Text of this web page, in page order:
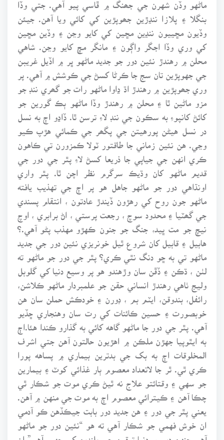
بنگلا ۽ پلازا ننڍڙين جھوپڙين کي کائي ويا آهن. جيئن
وڏيون مڇييون ننڍين مڇين کي کايو وڃن ۽ وڏين مڇين
کي وري وڏا اجگر واڳون ۽ مانگر مڇ کايو وڃن. شاهي
محلن ۾ رهندڙ نئين دور جو جديد ماڻهو ڀر ۾ اڏيل غريبن
جي جهوپڙين تان سج جا ڪرڻا کسڻ جي ڪوشش ۾ آهي. پر
وري جھوپڙين ۾ رهندڙ اڌ ڍاوا ماڻهو رات جو گھري ننڊ جو
مزو ماڻين ٿا ۽ محلن ۾ رهندڙ وڏا ماڻهو ٻڪ گورين جو
کائڻ کانپوءِ به سڪون جي ننڊ لاءِ ترسن ٿا. ڏاڍو اڄ به نسل
در نسل هيڻن پورهيتن جي پگھر جي ڪمائي هڙپ ڪيو
وڃي. هن نئين زماني جا طاقتور ٽولا ڪمزورن تي ڪاهون
ڪري انهن جي جياپي جا ذريعا کسڻ لاءِ پٿر جي دور جي
قديم ماڻهو کان وڌيڪ سرگرم نظر اچن ٿا. پٿر واري
اونڌاهي دور جو ماڻهو جاهل هو پر اڄ جي تهذيب يافته
ماڻهو جون روح کي رهڙون ڏيندڙ عادتون ، انتقام پسندي
جي گھٽيا ۽ محدود سوچ ، رجعت پرستي ، اڻ برابري ، اوچ
نيچ جو مت ڀيد، جنگ جو جنون ڪهڙو مهذب پڻو آهي.؟
هابيل ۽ قابيل کان شروع ٿيل خونريزي نئين دور جي جديد
ماڻهو تي به ڇو دنگ نٿي ڪري؟ پٿر جي دور جو ماڻهو ته
لٺن ، ڌڪن ۽ ڏڦن سان وڙهندو هو پر وسيع دنيا کي گلوبل
وليج ٺاهي رهندڙ انساني حقن جو علمبردار ماڻهو ڪلاشن،
رائفل، بندوقن، ايٽم بم ، ڊورن ۽ خودڪش حملن سان هن
خوبصورت ۽ حسين ڪائنات کي رت سان وهنجاري ڇڏيو
آهي. پٿر جي دور جا ماڻهو گاهه کائي به گذارو ڪندا هئا.اڄ
به ايٿوپيا جهڙن ملڪن ۾ اهڙيون حالتون آهن جتي اشرف
المخلوقات اڄ به بک جي بدترين بيماري ۾ پساهه پورا
ڪري ٿي. ٿر جا لاتعداد معصوم ٻار غذائي کوٽ ۽ بيمارين
جو سهي ۽ وقتائتو علاج نه ٿيڻ ڪري موت جو شڪار ٿي
چڪا آهن ۽ ڪيترائي معصوم اڄ به موت جي منهن ۾ آهن.
يعني پٿر جي دور ۽ هن جديد دور بابت جيڪڏهن ڪو آدمي
ان خوش فهمي جو شڪار آهي ته هو “نئين دور جو ماڻهو
آهي جنهن دور ۾ دنيا ترقين جي بلندين کي ڇهيو آهي” ان